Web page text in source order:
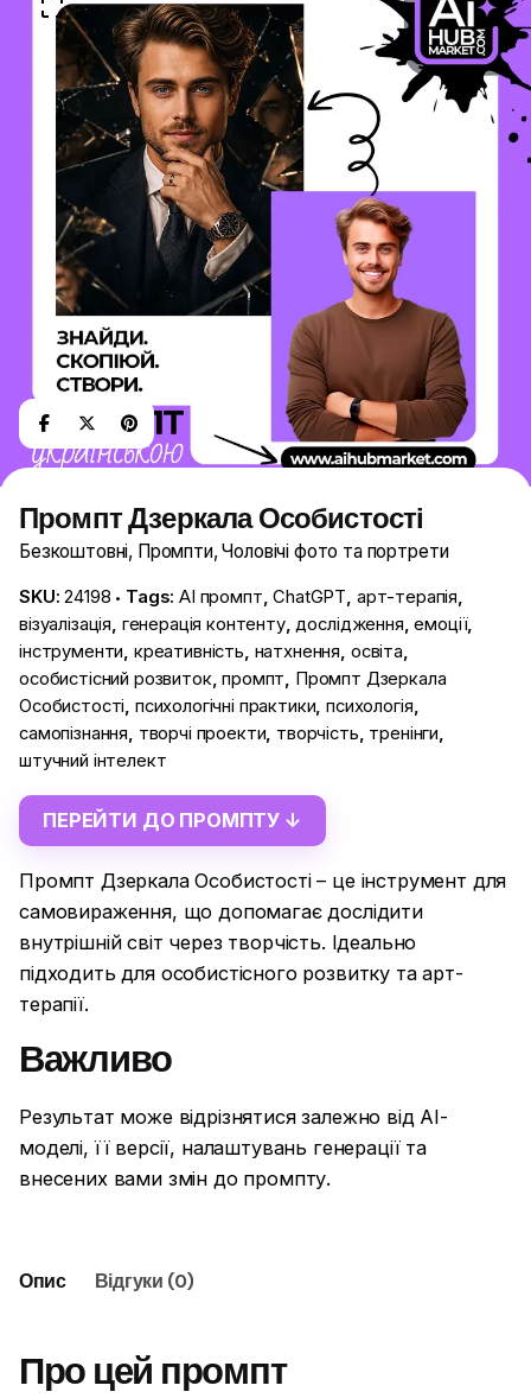
Промпт Дзеркала Особистості
Безкоштовні, Промпти,Чоловічі фото та портрети
SKU:24198 Tags:AI промпт,ChatGPT, арт-терапія,
візуалізація, генерація контенту,дослідження,емоції,
інструменти, креативність, натхнення, освіта,
особистісний розвиток,промпт, Промпт Дзеркала
Особистості, психологічні практики,психологія,
самопізнання, творчі проекти, творчість, тренінги,
штучний інтелект
ПЕРЕЙТИ ДО ПРОМПТУ ↓
Промпт Дзеркала Особистості – це інструмент для
самовираження, що допомагає дослідити
внутрішній світ через творчість. Ідеально
підходить для особистісного розвитку та арт-
терапії.
Важливо
Результат може відрізнятися залежно від AI-
моделі, її версії, налаштувань генерації та
внесених вами змін до промпту.
Опис Відгуки (0)
Про цей промпт